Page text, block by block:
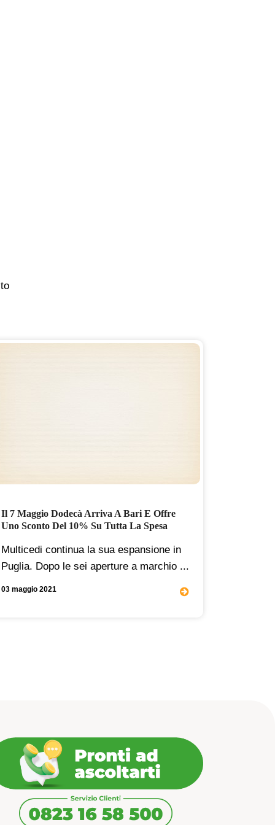
Il 7 Maggio Dodecà Arriva A Bari E Offre
Uno Sconto Del 10% Su Tutta La Spesa
Multicedi continua la sua espansione in
Puglia. Dopo le sei aperture a marchio ...
03 maggio 2021